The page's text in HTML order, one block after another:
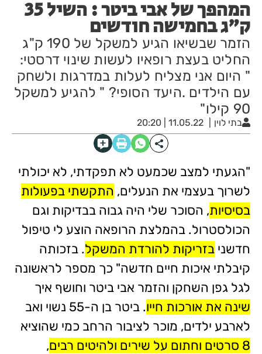
המהפך של אבי ביטר : השיל 35
ק"ג בחמישה חודשים
הזמר שבשיאו הגיע למשקל של 190 ק"ג
החליט בעצת רופאיו לעשות שינוי דרסטי:
" היום אני מצליח לעלות במדרגות ולשחק
עם הילדים .היעד הסופי? " להגיע למשקל
90 קילו"
בתי לוין 11.05.22 | 20:20
"הגעתי למצב שכמעט לא תפקדתי, לא יכולתי
לשרוך בעצמי את הנעלים, התקשתי בפעולות
בסיסיות, הסוכר שלי היה גבוה בבדיקות וגם
הכולסטרול. בהמלצת הרופאה הוצע לי טיפול
חדשני בזריקות להורדת המשקל. בזכותה
קיבלתי איכות חיים חדשה" כך מספר לראשונה
לגל גפן השחקן והזמר אבי ביטר וחושף איך
שינה את אורכות חייו
. ביטר בן ה-55 נשוי ואב
לארבע ילדים, מוכר לציבור הרחב כמי שהוציא
8 סרטים וחתום על שירים ולהיטים רבים
,